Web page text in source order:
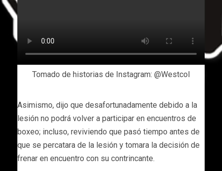
Tomado de historias de Instagram: @Westcol
Asimismo, dijo que desafortunadamente debido a la
lesión no podrá volver a participar en encuentros de
boxeo; incluso, reviviendo que pasó tiempo antes de
que se percatara de la lesión y tomara la decisión de
frenar en encuentro con su contrincante.